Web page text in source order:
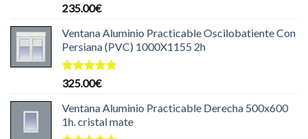
Valorado
de 5
235.00€
Ventana Aluminio Practicable Oscilobatiente Con
Persiana (PVC) 1000X1155 2h
Valorado
de 5
325.00€
Ventana Aluminio Practicable Derecha 500x600
1h. cristal mate